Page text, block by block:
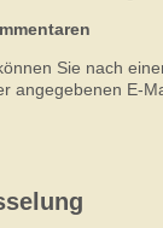
Sie nach
angegebenen E-